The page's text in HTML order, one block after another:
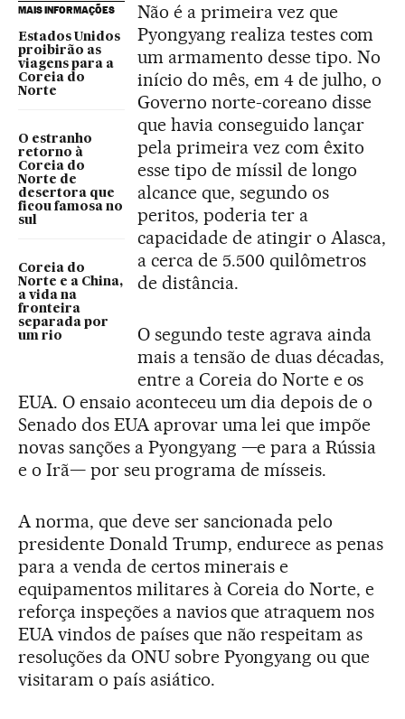
MAIS INFORMAÇÕES
Estados Unidos
proibirão as
viagens para a
Coreia do
Norte
O estranho
retorno à
Coreia do
Norte de
desertora que
ficou famosa no
sul
Coreia do
Norte e a China,
a vida na
fronteira
separada por
um rio
Não é a primeira vez que
Pyongyang realiza testes com
um armamento desse tipo. No
início do mês, em 4 de julho, o
Governo norte-coreano disse
que havia conseguido lançar
pela primeira vez com êxito
esse tipo de míssil de longo
alcance que, segundo os
peritos, poderia ter a
capacidade de atingir o Alasca,
a cerca de 5.500 quilômetros
de distância.
O segundo teste agrava ainda
mais a tensão de duas décadas,
entre a Coreia do Norte e os
EUA. O ensaio aconteceu um dia depois de o
Senado dos EUA aprovar uma lei que impõe
novas sanções a Pyongyang —e para a Rússia
e o Irã— por seu programa de mísseis.
A norma, que deve ser sancionada pelo
presidente Donald Trump, endurece as penas
para a venda de certos minerais e
equipamentos militares à Coreia do Norte, e
reforça inspeções a navios que atraquem nos
EUA vindos de países que não respeitam as
resoluções da ONU sobre Pyongyang ou que
visitaram o país asiático.